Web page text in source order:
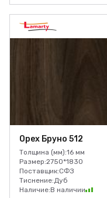
Орех Бруно 512
Толщина (мм):16 мм
Размер:2750*1830
Поставщик:СФЗ
Тиснение:Дуб
Наличие:В наличии